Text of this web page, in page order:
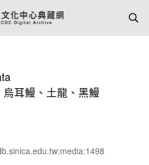
耳鰻、土龍、黑鰻